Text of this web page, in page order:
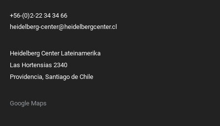
+56-(0)2-22 34 34 66
heidelberg-center@heidelbergcenter.cl
Heidelberg Center Lateinamerika
Las Hortensias 2340
Providencia, Santiago de Chile
Google Maps